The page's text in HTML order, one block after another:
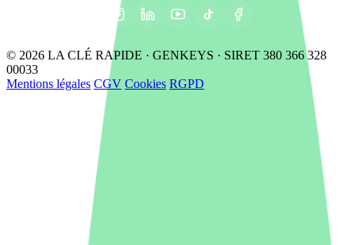
© 2026 LA CLÉ RAPIDE · GENKEYS · SIRET 380 366 328
00033
Mentions légales CGV Cookies RGPD